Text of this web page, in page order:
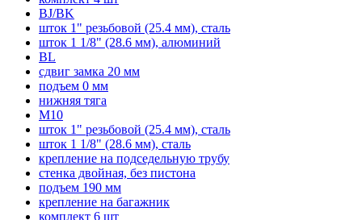
BJ/BK
шток 1" резьбовой (25.4 мм), сталь
шток 1 1/8" (28.6 мм), алюминий
BL
сдвиг замка 20 мм
подъем 0 мм
нижняя тяга
M10
шток 1" резьбовой (25.4 мм), сталь
шток 1 1/8" (28.6 мм), сталь
крепление на подседельную трубу
стенка двойная, без пистона
подъем 190 мм
крепление на багажник
комплект 6 шт